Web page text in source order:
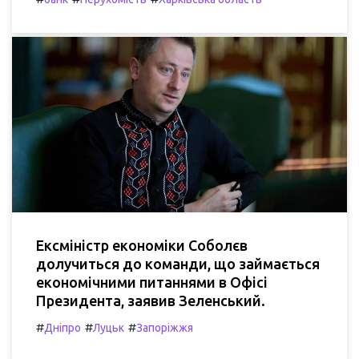
Ексміністр економіки Соболєв
долучиться до команди, що займається
економічними питаннями в Офісі
Президента, заявив Зеленський.
#Дніпро #Луцьк #Запоріжжя